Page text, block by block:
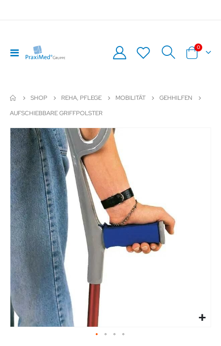
Navigation
umschalten
Warenkorb
0Artikel
SHOP REHA, PFLEGE MOBILITÄT
GEHHILFEN
AUFSCHIEBBARE GRIFFPOLSTER
Zum
Ende
der
Bildergalerie
springen